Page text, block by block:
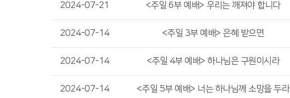
2024-07-21 <주일 6부 예배> 우리는 깨져야 합니다
2024-07-14 <주일 3부 예배> 은혜 받으면
2024-07-14 <주일 4부 예배> 하나님은 구원이시라
2024-07-14 <주일 5부 예배> 너는 하나님께 소망을 두라